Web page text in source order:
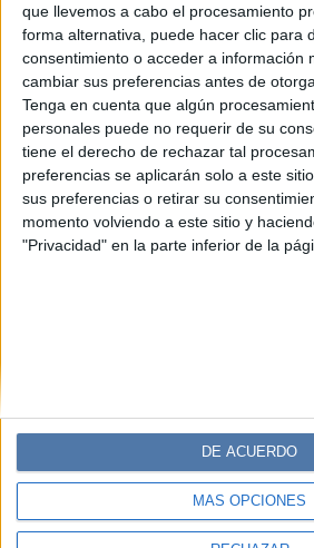
que llevemos a cabo el procesamiento
forma alternativa, puede hacer clic para
consentimiento o acceder a información
cambiar sus preferencias antes de
Tenga en cuenta que algún
personales puede no requerir de su
tiene el derecho de rechazar tal
preferencias se aplicarán solo a este
sus preferencias o retirar su
momento volviendo a este sitio y
"Privacidad" en la parte inferior de la
MÁS OPCIONES
DE ACUERDO
BELLEZA 14-08-
Tus infaltables de
clean look
Rubor, máscara de pestañas, gel de
labios: los cuatro productos de la
innovadoras, tonos versátiles y
para un look radiante en